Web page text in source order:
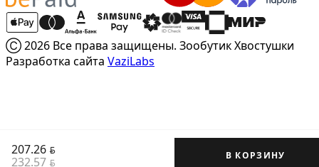
207.26 BYN
232.57 BYN
В КОРЗИНУ
Ⓒ 2026 Все права защищены. Зообутик Хвостушки
Разработка сайта VaziLabs